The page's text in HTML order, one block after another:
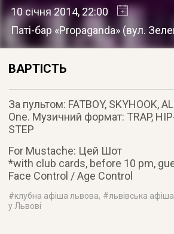
10 січня 2014, 22:00
Паті-бар «Propaganda» (вул.
ВАРТІСТЬ
За пультом: FATBOY, SKYHOOK,
One. Музичний формат: TRAP,
STEP
For Mustache: Цей Шот
*with club cards, before 10 pm,
Face Control / Age Control
#клубна афіша львова, #львівська афіша
у Львові